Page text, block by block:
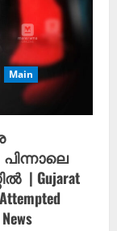
Main
| Gujarat